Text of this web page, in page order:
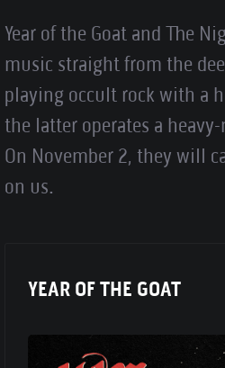
Year of the Goat and The
music straight from the
playing occult rock with a
the latter operates a
On November 2, they will
on us.
YEAR OF THE GOAT